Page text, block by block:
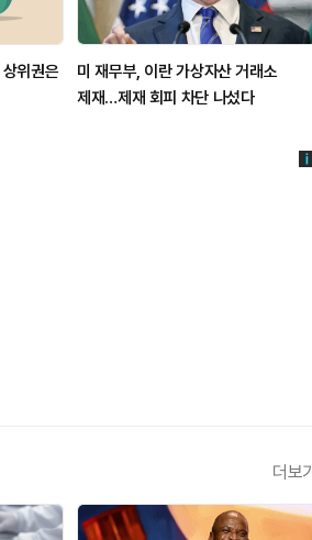
위권은
미 재무부, 이란 가상자산 거래소
제재…제재 회피 차단 나섰다
더보기